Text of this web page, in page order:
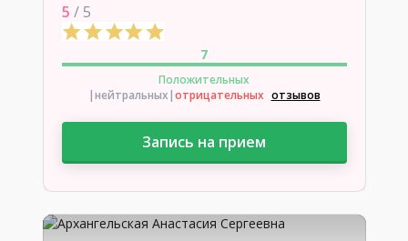
5 / 5
7
Положительных
|нейтральных|отрицательных отзывов
Запись на прием